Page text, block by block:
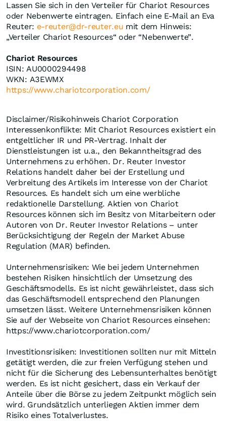
Lassen Sie sich in den Verteiler für Chariot Resources
oder Nebenwerte eintragen. Einfach eine E-Mail an Eva
Reuter: e-reuter@dr-reuter.eu mit dem Hinweis:
„Verteiler Chariot Resources“ oder “Nebenwerte”.
Chariot Resources
ISIN: AU0000294498
WKN: A3EWMX
https://www.chariotcorporation.com/
Disclaimer/Risikohinweis Chariot Corporation
Interessenkonflikte: Mit Chariot Resources existiert ein
entgeltlicher IR und PR-Vertrag. Inhalt der
Dienstleistungen ist u.a., den Bekanntheitsgrad des
Unternehmens zu erhöhen. Dr. Reuter Investor
Relations handelt daher bei der Erstellung und
Verbreitung des Artikels im Interesse von der Chariot
Resources. Es handelt sich um eine werbliche
redaktionelle Darstellung. Aktien von Chariot
Resources können sich im Besitz von Mitarbeitern oder
Autoren von Dr. Reuter Investor Relations – unter
Berücksichtigung der Regeln der Market Abuse
Regulation (MAR) befinden.
Unternehmensrisiken: Wie bei jedem Unternehmen
bestehen Risiken hinsichtlich der Umsetzung des
Geschäftsmodells. Es ist nicht gewährleistet, dass sich
das Geschäftsmodell entsprechend den Planungen
umsetzen lässt. Weitere Unternehmensrisiken können
Sie auf der Webseite von Chariot Resources einsehen:
https://www.chariotcorporation.com/
Investitionsrisiken: Investitionen sollten nur mit Mitteln
getätigt werden, die zur freien Verfügung stehen und
nicht für die Sicherung des Lebensunterhaltes benötigt
werden. Es ist nicht gesichert, dass ein Verkauf der
Anteile über die Börse zu jedem Zeitpunkt möglich sein
wird. Grundsätzlich unterliegen Aktien immer dem
Risiko eines Totalverlustes.